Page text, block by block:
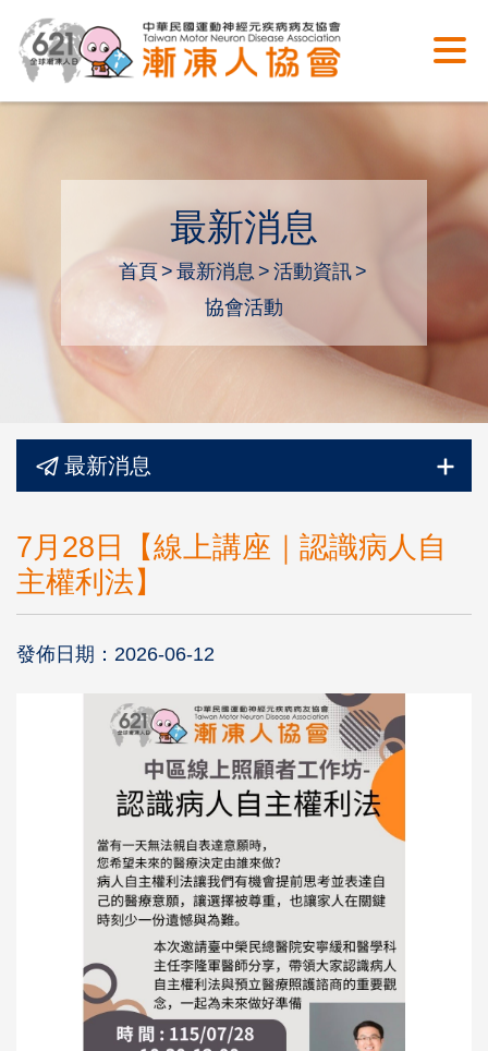
最新消息
首頁 最新消息
活動資訊
協會活動
最新消息
7月28日【線上講座｜認識病人自
主權利法】
發佈日期：2026-06-12